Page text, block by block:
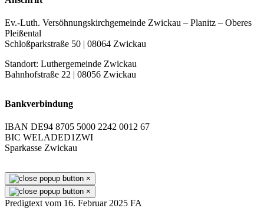
Ev.-Luth. Versöhnungskirchgemeinde Zwickau – Planitz – Oberes
Pleißental
Schloßparkstraße 50 | 08064 Zwickau
Standort: Luthergemeinde Zwickau
Bahnhofstraße 22 | 08056 Zwickau
Bankverbindung
IBAN DE94 8705 5000 2242 0012 67
BIC WELADED1ZWI
Sparkasse Zwickau
×
×
Predigtext vom 16. Februar 2025 FA